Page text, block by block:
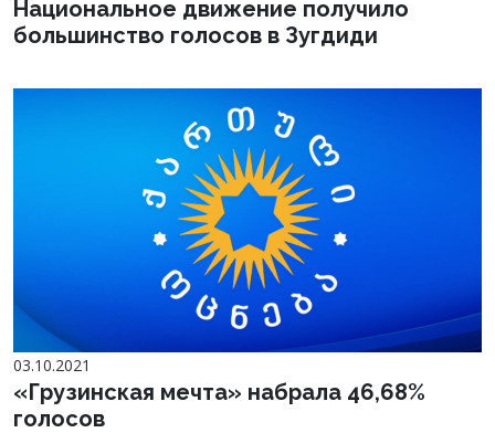
Национальное движение получило
большинство голосов в Зугдиди
03.10.2021
«Грузинская мечта» набрала 46,68%
голосов